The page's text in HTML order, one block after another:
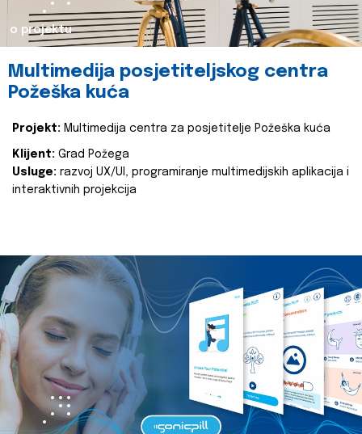
o projektu
Multimedija posjetiteljskog centra
Požeška kuća
Projekt: Multimedija centra za posjetitelje Požeška kuća
Klijent: Grad Požega
Usluge: razvoj UX/UI, programiranje multimedijskih aplikacija i
interaktivnih projekcija